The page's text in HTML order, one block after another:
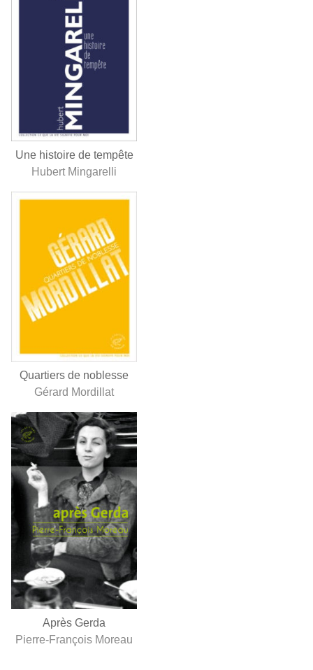
Une histoire de tempête
Hubert Mingarelli
Quartiers de noblesse
Gérard Mordillat
Après Gerda
Pierre-François Moreau